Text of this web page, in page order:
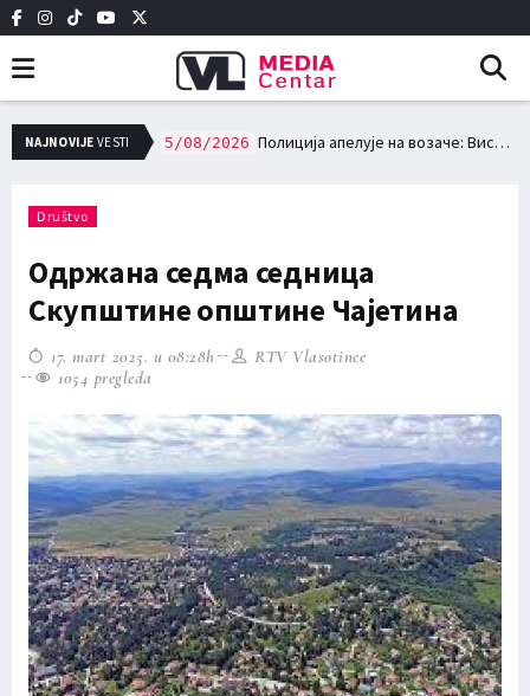
NAJNOVIJE VESTI 5/08/2026 Исплата за набавку пакета за пензионере и фактичку експропријацију
Društvo
Одржана седма седница
Скупштине општине Чајетина
17. mart 2025. u 08:28h
RTV Vlasotince
1054 pregleda